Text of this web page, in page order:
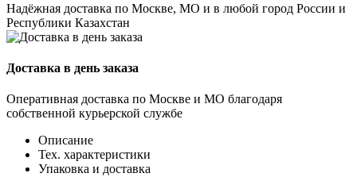
Надёжная доставка по Москве, МО и в любой город России и
Республики Казахстан
Доставка в день заказа
Оперативная доставка по Москве и МО благодаря
собственной курьерской службе
Описание
Тех. характеристики
Упаковка и доставка